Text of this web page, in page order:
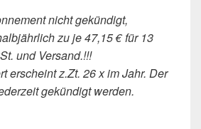
nicht gekündigt,
zu je 47,15 € für 13
und Versand.!!!
erscheint z.Zt. 26 x im Jahr. Der
gekündigt werden.